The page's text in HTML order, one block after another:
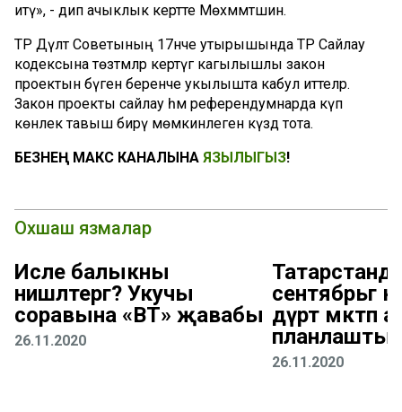
итү», - дип ачыклык кертте Мөхәммәтшин.
ТР Дәүләт Советының 17нче утырышында ТР Сайлау
кодексына төзәтмәләр кертүгә кагылышлы закон
проектын бүген беренче укылышта кабул иттеләр.
Закон проекты сайлау һәм референдумнарда күп
көнлек тавыш бирү мөмкинлеген күздә тота.
БЕЗНЕҢ МАКС КАНАЛЫНА ЯЗЫЛЫГЫЗ!
Охшаш язмалар
Исле балыкны
нишләтергә? Укучы
соравына «ВТ» җавабы
26.11.2020
сентябрьгә
дүрт мәктәп
26.11.2020